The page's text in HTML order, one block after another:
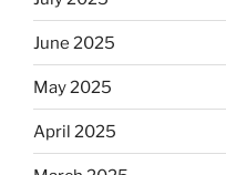
June 2025
May 2025
April 2025